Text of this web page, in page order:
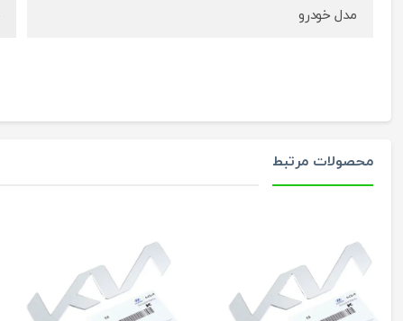
مدل خودرو
محصولات مرتبط